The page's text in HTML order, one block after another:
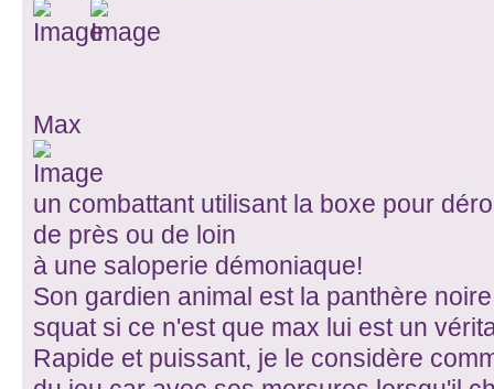
Max
un combattant utilisant la boxe pour
de près ou de loin
à une saloperie démoniaque!
Son gardien animal est la panthère
squat si ce n'est que max lui est un
Rapide et puissant, je le considère